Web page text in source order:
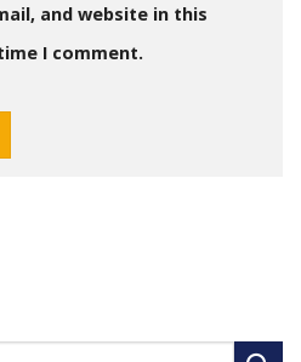
and website in this
I comment.